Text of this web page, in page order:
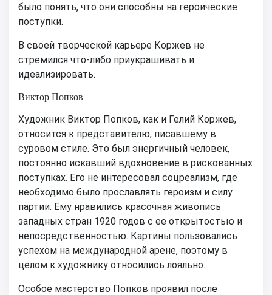
было понять, что они способны на героические
поступки.
В своей творческой карьере Коржев не
стремился что-либо приукрашивать и
идеализировать.
Виктор Попков
Художник Виктор Попков, как и Гелий Коржев,
относится к представителю, писавшему в
суровом стиле. Это был энергичный человек,
постоянно искавший вдохновение в рискованных
поступках. Его не интересовал соцреализм, где
необходимо было прославлять героизм и силу
партии. Ему нравились красочная живопись
западных стран 1920 годов с ее открытостью и
непосредственностью. Картины пользовались
успехом на международной арене, поэтому в
целом к художнику относились лояльно.
Особое мастерство Попков проявил после